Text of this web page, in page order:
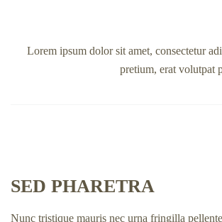
Lorem ipsum dolor sit amet, consectetur
pretium, erat volutpat
SED PHARETRA
Nunc tristique mauris nec urna fringilla